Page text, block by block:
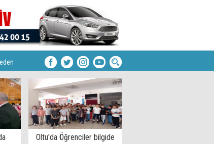
Oltu'da Öğrenciler bilgide